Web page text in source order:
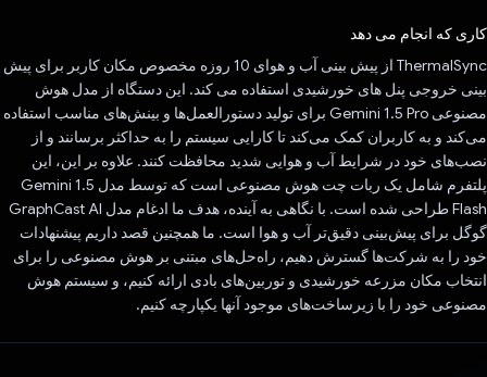
کاری که انجام می دهد
ThermalSync از پیش بینی آب و هوای 10 روزه مخصوص مکان کاربر برای پیش
بینی خروجی پنل های خورشیدی استفاده می کند. این دستگاه از مدل هوش
مصنوعی Gemini 1.5 Pro برای تولید دستورالعمل‌ها و بینش‌های مناسب استفاده
می‌کند و به کاربران کمک می‌کند تا کارایی سیستم را به حداکثر برسانند و از
نصب‌های خود در شرایط آب و هوایی شدید محافظت کنند. علاوه بر این، این
پلتفرم شامل یک ربات چت هوش مصنوعی است که توسط مدل Gemini 1.5
Flash طراحی شده است. با نگاهی به آینده، هدف ما ادغام مدل GraphCast AI
گوگل برای پیش‌بینی دقیق‌تر آب و هوا است. ما همچنین قصد داریم پیشنهادات
خود را به شرکت‌ها گسترش دهیم، راه‌حل‌های مبتنی بر هوش مصنوعی را برای
انتخاب مکان مزرعه خورشیدی و توربین‌های بادی ارائه کنیم، و سیستم هوش
مصنوعی خود را با زیرساخت‌های موجود آنها یکپارچه کنیم.